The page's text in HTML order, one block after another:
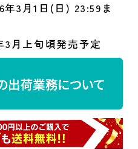
年3月1日(日) 23:59ま
3月上旬頃発売予定